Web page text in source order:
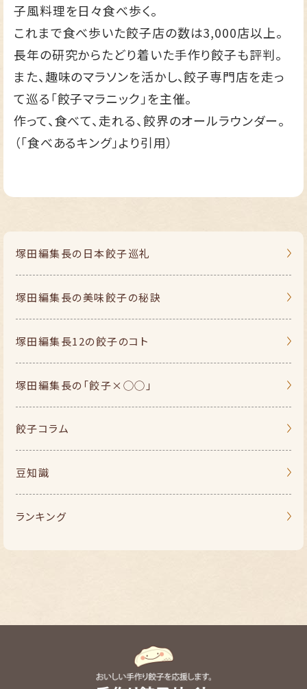
子風料理を日々食べ歩く。
これまで食べ歩いた餃子店の数は3,000店以上。
長年の研究からたどり着いた手作り餃子も評判。
また、趣味のマラソンを活かし、餃子専門店を走っ
て巡る「餃子マラニック」を主催。
作って、食べて、走れる、餃界のオールラウンダー。
（「食べあるキング」より引用）
塚田編集長の 日本餃子巡礼
塚田編集長の美味餃子の秘訣
塚田編集長12の餃子のコト
塚田編集長の 「餃子×◯◯」
餃子コラム
豆知識
ランキング